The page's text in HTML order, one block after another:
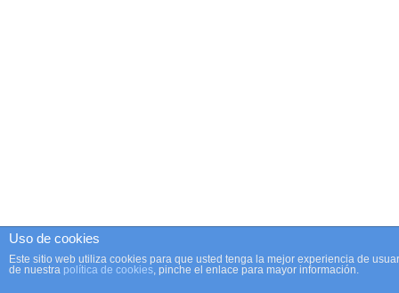
Uso de cookies
Este sitio web utiliza cookies para que usted tenga la mejor experiencia de
de nuestra política de cookies, pinche el enlace para mayor información.